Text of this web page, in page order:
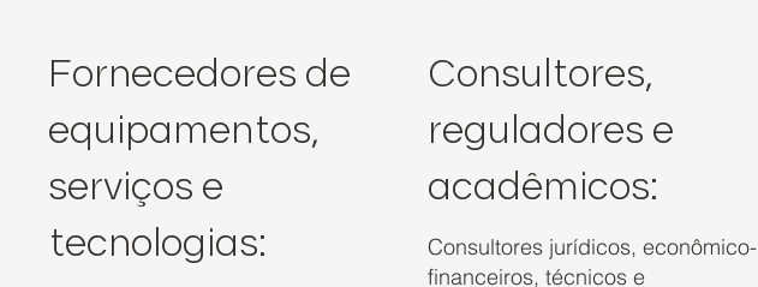
Fornecedores de
equipamentos,
serviços e
tecnologias:
Consultores jurídicos, econômico-
financeiros, técnicos e
Consultores,
reguladores e
acadêmicos: